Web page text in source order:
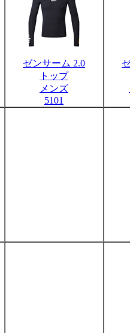
ゼンサーム 2.0
トップ
メンズ
5101